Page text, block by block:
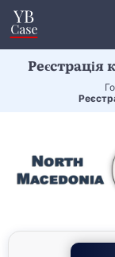
Реєстрація